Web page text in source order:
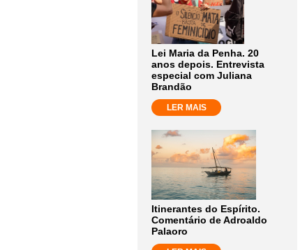
Lei Maria da Penha. 20
anos depois. Entrevista
especial com Juliana
Brandão
LER MAIS
Itinerantes do Espírito.
Comentário de Adroaldo
Palaoro